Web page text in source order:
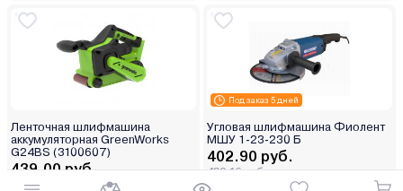
Ленточная шлифмашина
аккумуляторная GreenWorks
G24BS (3100607)
439.00 руб.
478.51 руб.
Под заказ 5 дней
Угловая шлифмашина Фиолент
МШУ 1-23-230 Б
402.90 руб.
439.16 руб.